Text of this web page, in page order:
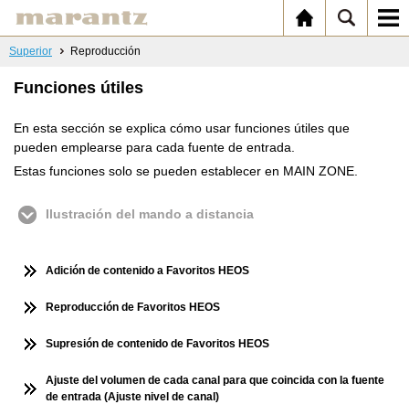
Superior Reproducción
Funciones útiles
En esta sección se explica cómo usar funciones útiles que
pueden emplearse para cada fuente de entrada.
Estas funciones solo se pueden establecer en MAIN ZONE.
Ilustración del mando a distancia
Adición de contenido a Favoritos HEOS
Reproducción de Favoritos HEOS
Supresión de contenido de Favoritos HEOS
Ajuste del volumen de cada canal para que coincida con la fuente
de entrada (Ajuste nivel de canal)